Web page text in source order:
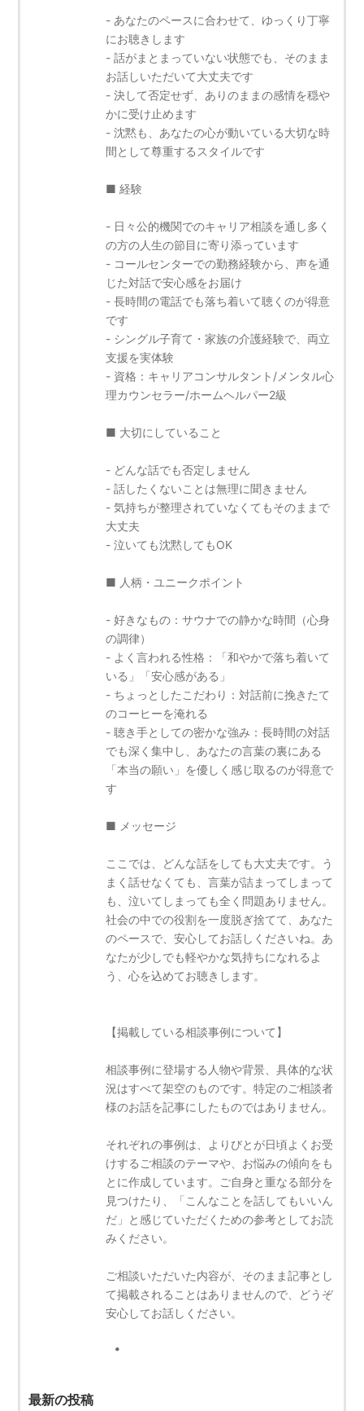
- あなたのペースに合わせて、ゆっくり丁寧
にお聴きします
- 話がまとまっていない状態でも、そのまま
お話しいただいて大丈夫です
- 決して否定せず、ありのままの感情を穏や
かに受け止めます
- 沈黙も、あなたの心が動いている大切な時
間として尊重するスタイルです
■ 経験
- 日々公的機関でのキャリア相談を通し多く
の方の人生の節目に寄り添っています
- コールセンターでの勤務経験から、声を通
じた対話で安心感をお届け
- 長時間の電話でも落ち着いて聴くのが得意
です
- シングル子育て・家族の介護経験で、両立
支援を実体験
- 資格：キャリアコンサルタント/メンタル心
理カウンセラー/ホームヘルパー2級
■ 大切にしていること
- どんな話でも否定しません
- 話したくないことは無理に聞きません
- 気持ちが整理されていなくてもそのままで
大丈夫
- 泣いても沈黙してもOK
■ 人柄・ユニークポイント
- 好きなもの：サウナでの静かな時間（心身
の調律）
- よく言われる性格：「和やかで落ち着いて
いる」「安心感がある」
- ちょっとしたこだわり：対話前に挽きたて
のコーヒーを淹れる
- 聴き手としての密かな強み：長時間の対話
でも深く集中し、あなたの言葉の裏にある
「本当の願い」を優しく感じ取るのが得意で
す
■ メッセージ
ここでは、どんな話をしても大丈夫です。う
まく話せなくても、言葉が詰まってしまって
も、泣いてしまっても全く問題ありません。
社会の中での役割を一度脱ぎ捨てて、あなた
のペースで、安心してお話しくださいね。あ
なたが少しでも軽やかな気持ちになれるよ
う、心を込めてお聴きします。
【掲載している相談事例について】
相談事例に登場する人物や背景、具体的な状
況はすべて架空のものです。特定のご相談者
様のお話を記事にしたものではありません。
それぞれの事例は、よりびとが日頃よくお受
けするご相談のテーマや、お悩みの傾向をも
とに作成しています。ご自身と重なる部分を
見つけたり、「こんなことを話してもいいん
だ」と感じていただくための参考としてお読
みください。
ご相談いただいた内容が、そのまま記事とし
て掲載されることはありませんので、どうぞ
安心してお話しください。
最新の投稿